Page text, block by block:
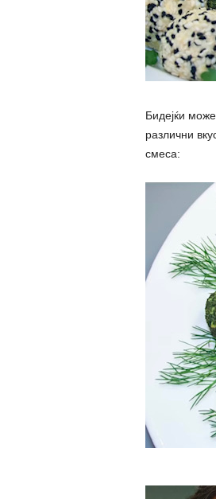
Бидејќи
различни
смеса: